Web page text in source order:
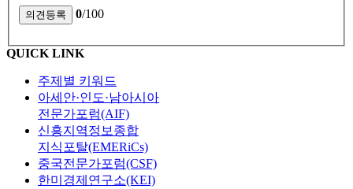
0/100
QUICK LINK
주제별 키워드
아세안·인도·남아시아
전문가포럼(AIF)
신흥지역정보종합
지식포탈(EMERiCs)
중국전문가포럼(CSF)
한미경제연구소(KEI)